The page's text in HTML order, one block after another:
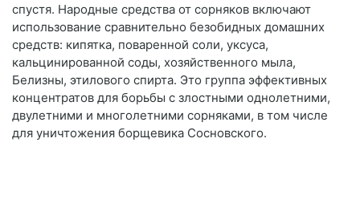
спустя. Народные средства от сорняков включают
использование сравнительно безобидных домашних
средств: кипятка, поваренной соли, уксуса,
кальцинированной соды, хозяйственного мыла,
Белизны, этилового спирта. Это группа эффективных
концентратов для борьбы с злостными однолетними,
двулетними и многолетними сорняками, в том числе
для уничтожения борщевика Сосновского.